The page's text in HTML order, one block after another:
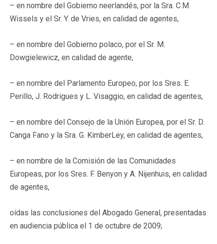
– en nombre del Gobierno neerlandés, por la Sra. C.M.
Wissels y el Sr. Y. de Vries, en calidad de agentes,
– en nombre del Gobierno polaco, por el Sr. M.
Dowgielewicz, en calidad de agente,
– en nombre del Parlamento Europeo, por los Sres. E.
Perillo, J. Rodrigues y L. Visaggio, en calidad de agentes,
– en nombre del Consejo de la Unión Europea, por el Sr. D.
Canga Fano y la Sra. G. KimberLey, en calidad de agentes,
– en nombre de la Comisión de las Comunidades
Europeas, por los Sres. F. Benyon y A. Nijenhuis, en calidad
de agentes,
oídas las conclusiones del Abogado General, presentadas
en audiencia pública el 1 de octubre de 2009;